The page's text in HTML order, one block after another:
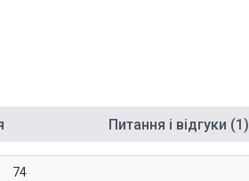
Питання і відгуки (1)
74